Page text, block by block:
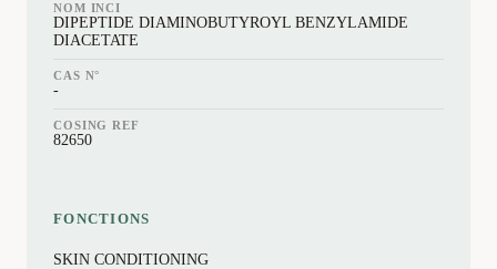
NOM INCI
DIPEPTIDE DIAMINOBUTYROYL BENZYLAMIDE
DIACETATE
CAS N°
-
COSING REF
82650
FONCTIONS
SKIN CONDITIONING